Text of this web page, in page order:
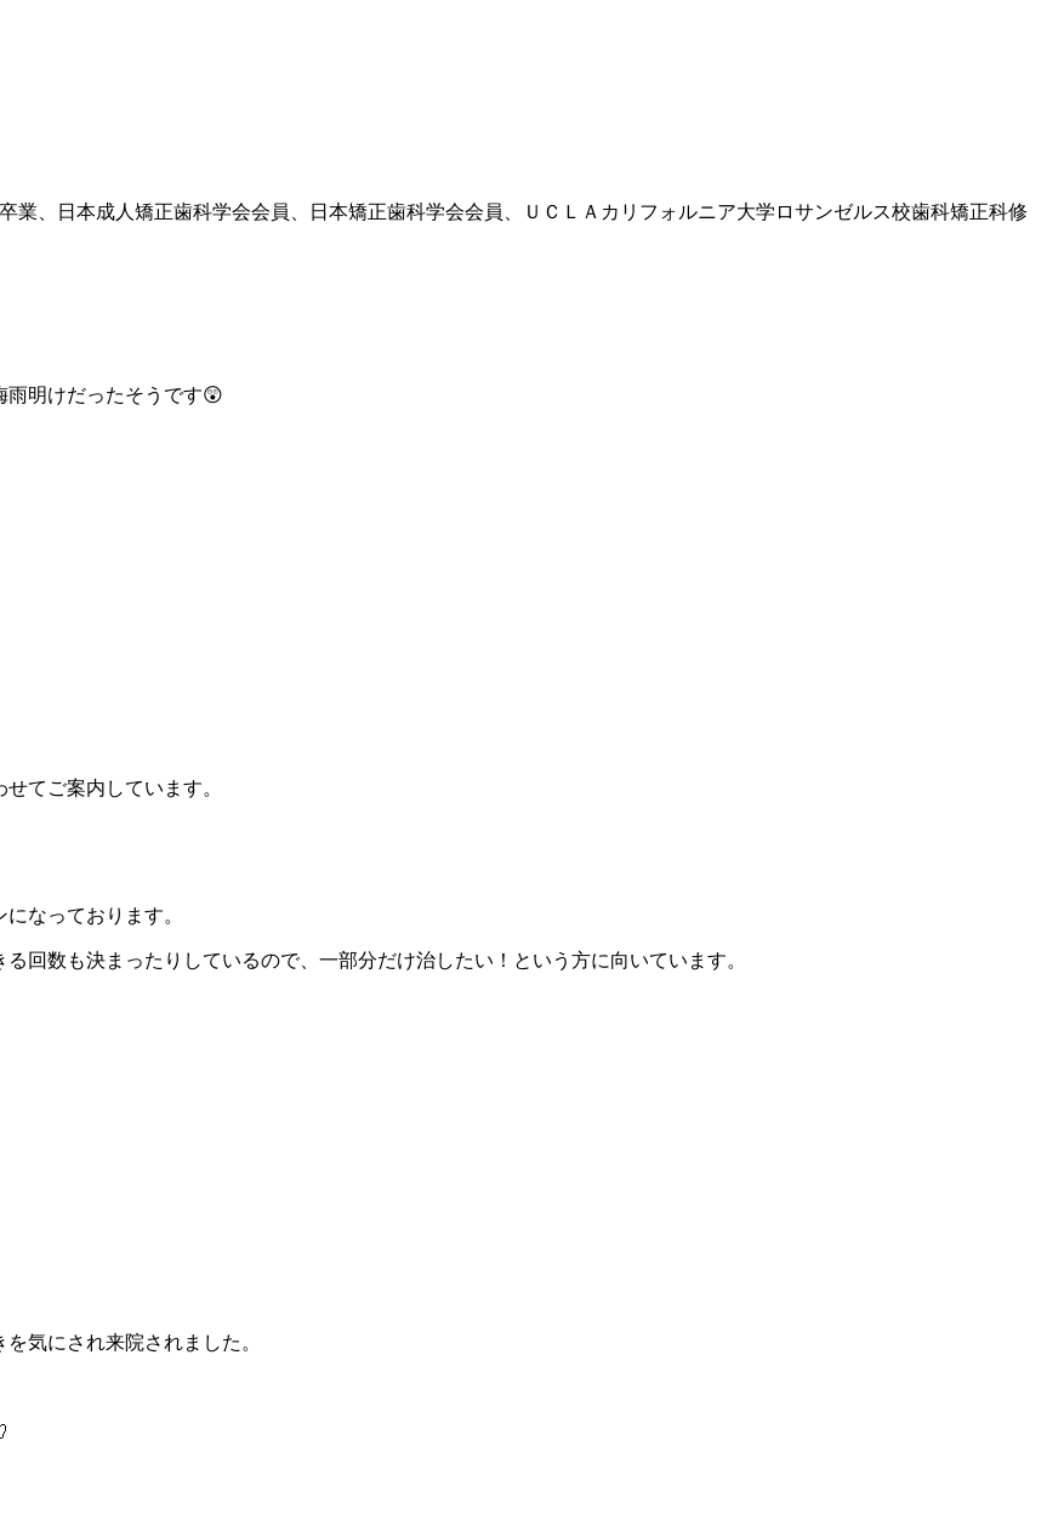
業、日本成人矯正歯科学会会員、日本矯正歯科学会会員、ＵＣＬＡカリフォルニア大学ロサンゼルス校歯科矯正科修
雨明けだったそうです😲
てご案内しています。
なっております。
回数も決まったりしているので、一部分だけ治したい！という方に向いています。
気にされ来院されました。